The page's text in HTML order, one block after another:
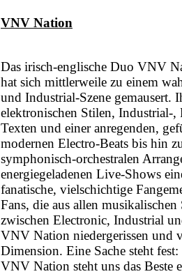
VNV Nation
Das irisch-englische Duo VNV
hat sich mittlerweile zu einem
und Industrial-Szene gemausert.
elektronischen Stilen, Industrial-
Texten und einer anregenden,
modernen Electro-Beats bis hin
symphonisch-orchestralen
energiegeladenen Live-Shows
fanatische, vielschichtige
Fans, die aus allen
zwischen Electronic, Industrial
VNV Nation niedergerissen und
Dimension. Eine Sache steht
VNV Nation steht uns das Beste